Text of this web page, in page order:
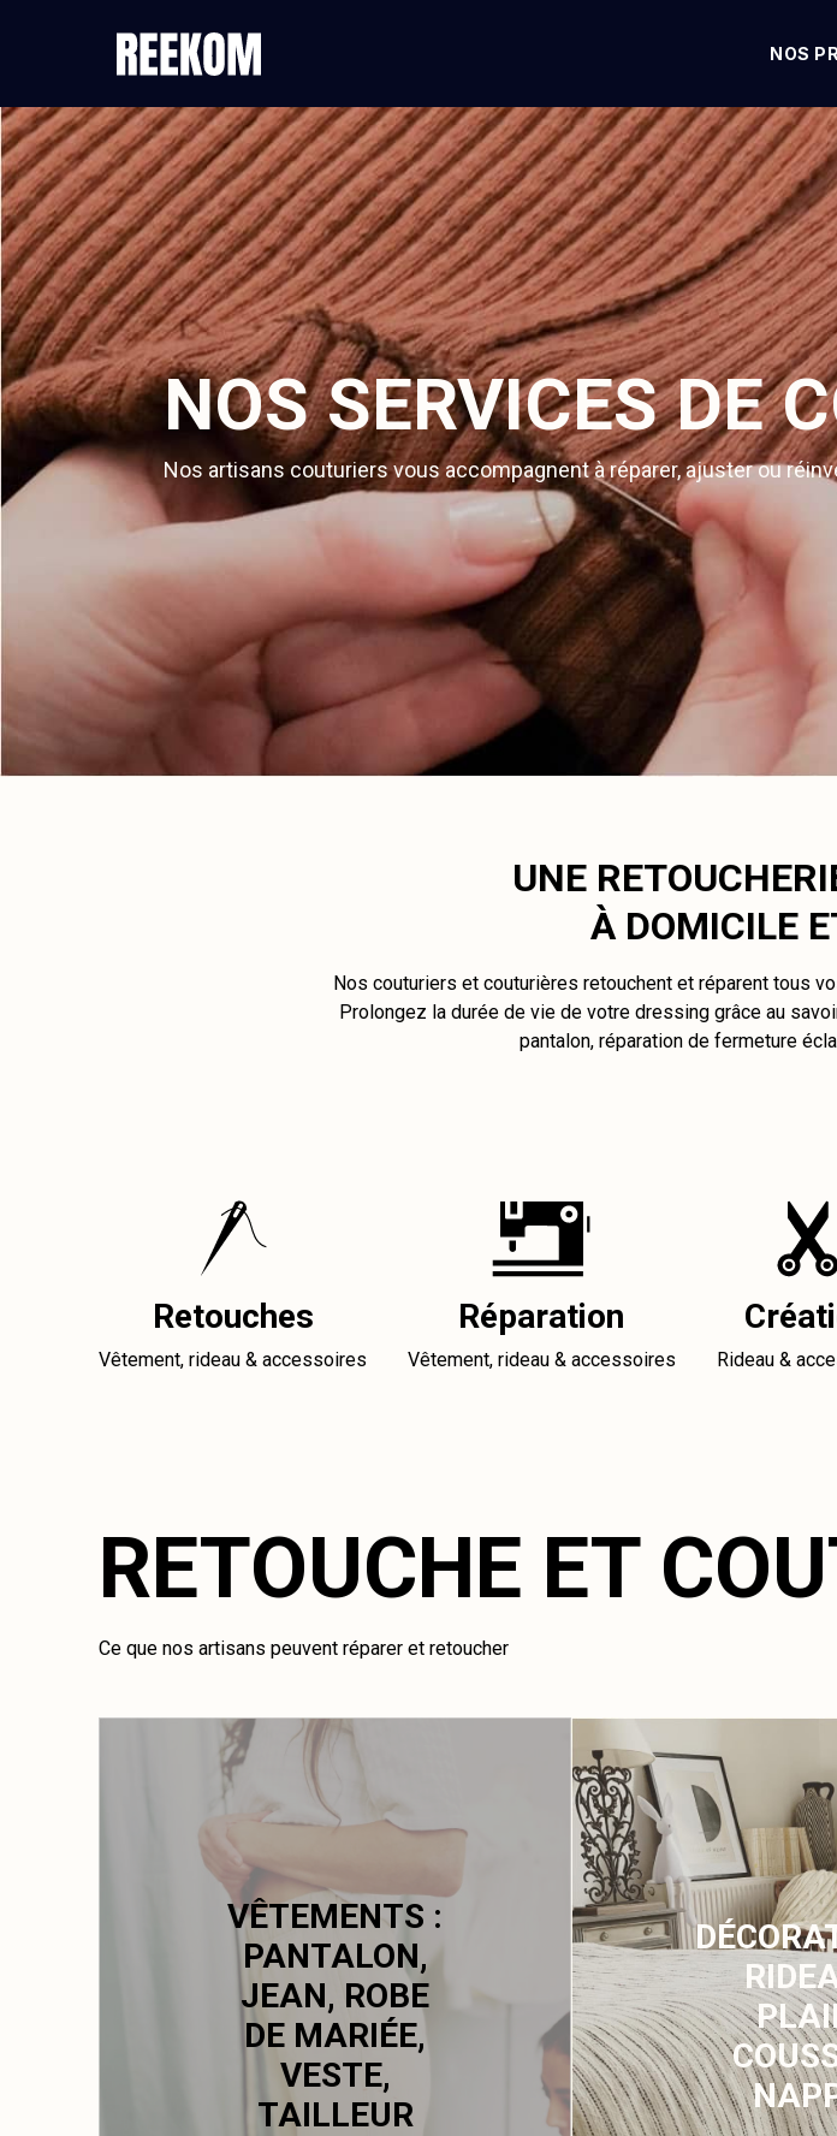
NOS
NOS SERVICES DE
Nos artisans couturiers vous accompagnent à réparer, ajuster ou
UNE
À DOMICILE
Nos couturiers et couturières retouchent et réparent tous
Prolongez la durée de vie de votre dressing grâce au
pantalon, réparation de fermeture
Retouches
Vêtement, rideau & accessoires
Réparation
Vêtement, rideau & accessoires Rideau &
RETOUCHE ET
Ce que nos artisans peuvent réparer et retoucher
VÊTEMENTS :
PANTALON,
JEAN, ROBE
DE MARIÉE,
VESTE,
TAILLEUR